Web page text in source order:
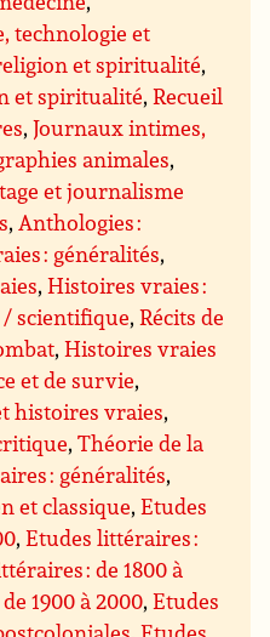
technologie et
et spiritualité,
et spiritualité,Recueil
,Journaux intimes,
animales,
et journalisme
,Anthologies :
: généralités,
,Histoires vraies :
scientifique,Récits de
,Histoires vraies
et de survie,
histoires vraies,
,Théorie de la
: généralités,
et classique,Etudes
,Etudes littéraires :
: de 1800 à
1900 à 2000,Etudes